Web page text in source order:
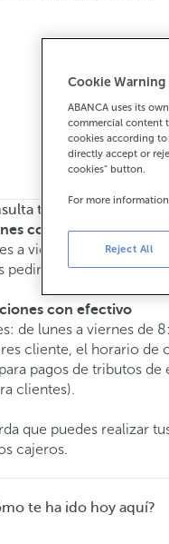
Si
900
todos los horarios
comerciales
a viernes de 8:15 a
pedir cita previay te
con efectivo
de lunes a viernes de
cliente, el horario de
pagos de tributos
clientes).
que puedes realizar
cajeros.
te ha ido hoy aquí?
Cookie Warning
ABANCA uses its
commercial content
cookies according
directly accept or
cookies" button.
For more
Reject All